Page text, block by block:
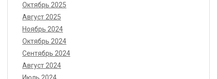
Октябрь 2025
Август 2025
Ноябрь 2024
Октябрь 2024
Сентябрь 2024
Август 2024
Июль 2024